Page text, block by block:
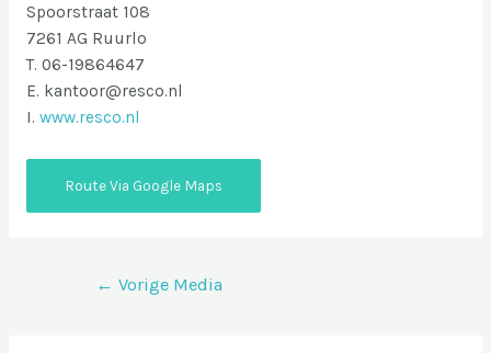
Spoorstraat 108
7261 AG Ruurlo
T. 06-19864647
E. kantoor@resco.nl
I. www.resco.nl
Route Via Google Maps
Bericht
← Vorige Media